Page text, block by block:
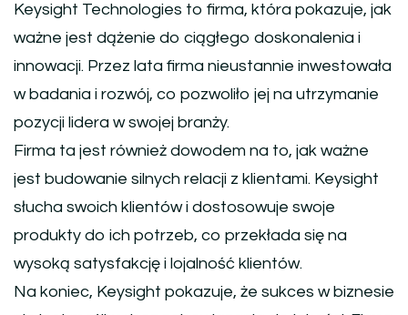
Keysight Technologies to firma, która pokazuje, jak
ważne jest dążenie do ciągłego doskonalenia i
innowacji. Przez lata firma nieustannie inwestowała
w badania i rozwój, co pozwoliło jej na utrzymanie
pozycji lidera w swojej branży.
Firma ta jest również dowodem na to, jak ważne
jest budowanie silnych relacji z klientami. Keysight
słucha swoich klientów i dostosowuje swoje
produkty do ich potrzeb, co przekłada się na
wysoką satysfakcję i lojalność klientów.
Na koniec, Keysight pokazuje, że sukces w biznesie